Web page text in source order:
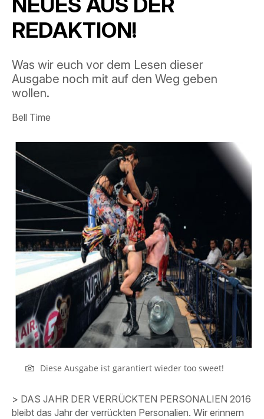
REDAKTION!
Was wir euch vor dem Lesen dieser
Ausgabe noch mit auf den Weg geben
wollen.
Bell Time
Diese Ausgabe ist garantiert wieder too sweet!
> DAS JAHR DER VERRÜCKTEN PERSONALIEN 2016
bleibt das Jahr der verrückten Personalien. Wir erinnern